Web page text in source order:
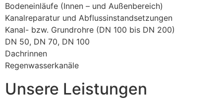
Bodeneinläufe (Innen – und Außenbereich)
Kanalreparatur und Abflussinstandsetzungen
Kanal- bzw. Grundrohre (DN 100 bis DN 200)
DN 50, DN 70, DN 100
Dachrinnen
Regenwasserkanäle
Unsere Leistungen